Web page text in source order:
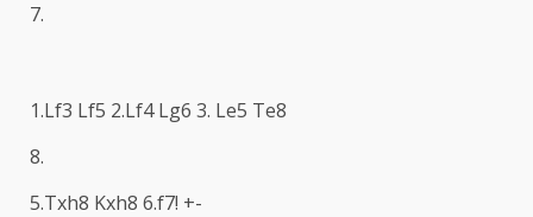
7.
1.Lf3 Lf5 2.Lf4 Lg6 3. Le5 Te8
8.
5.Txh8 Kxh8 6.f7! +-